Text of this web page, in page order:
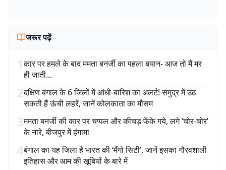
जरूर पढ़ें
1कार पर हमले के बाद ममता बनर्जी का पहला बयान- आज तो मैं मर
ही जाती...
2दक्षिण बंगाल के 6 जिलों में आंधी-बारिश का अलर्ट! समुद्र में उठ
सकती हैं ऊंची लहरें, जानें कोलकाता का मौसम
3ममता बनर्जी की कार पर चप्पल और कीचड़ फेंके गये, लगे ‘चोर-चोर’
के नारे, बीजपुर में हंगामा
4बंगाल का यह जिला है भारत की ‘मैंगो सिटी’, जानें इसका गौरवशाली
इतिहास और आम की खूबियों के बारे में